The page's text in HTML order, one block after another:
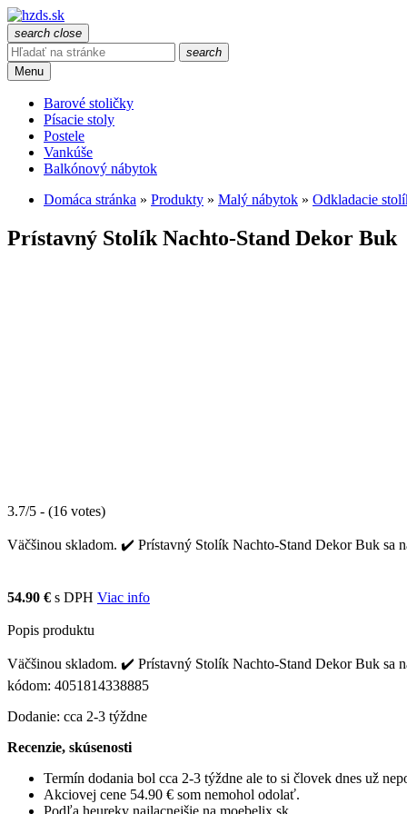
search close
search
Menu
Barové stoličky
Písacie stoly
Postele
Vankúše
Balkónový nábytok
Domáca stránka » Produkty » Malý nábytok » Odkladacie
Prístavný Stolík Nachto-Stand Dekor Buk
3.7/5 - (16 votes)
Väčšinou skladom. ✔️ Prístavný Stolík Nachto-Stand Dekor Buk sa
54.90 € s DPH Viac info
Popis produktu
Väčšinou skladom. ✔️ Prístavný Stolík Nachto-Stand Dekor Buk sa
kódom: 4051814338885
Dodanie: cca 2-3 týždne
Recenzie, skúsenosti
Termín dodania bol cca 2-3 týždne ale to si človek dnes už
Akciovej cene 54.90 € som nemohol odolať.
Podľa heureky najlacnejšie na moebelix.sk